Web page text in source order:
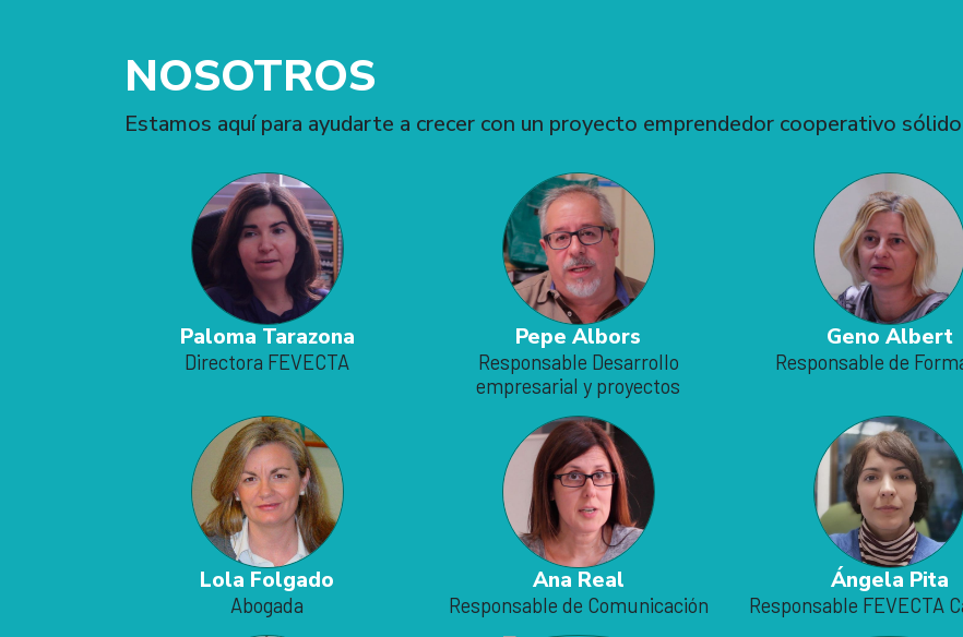
NOSOTROS
Estamos aquí para ayudarte a crecer con un proyecto emprendedor cooperativo
Paloma Tarazona
Directora FEVECTA
Pepe Albors
Responsable Desarrollo
empresarial y proyectos
Geno Albert
Responsable de
Lola Folgado
Abogada
Ana Real
Responsable de Comunicación
Ángela Pita
Responsable FEVECTA